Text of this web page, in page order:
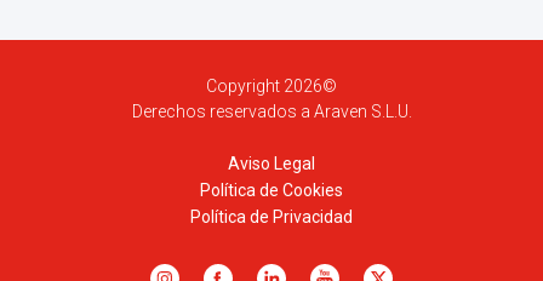
Copyright 2026©
Derechos reservados a Araven S.L.U.
Aviso Legal
Política de Cookies
Política de Privacidad